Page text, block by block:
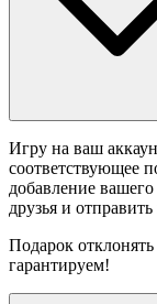
Игру на ваш
соответствующее
добавление
друзья и
Подарок отклонять
гарантируем!